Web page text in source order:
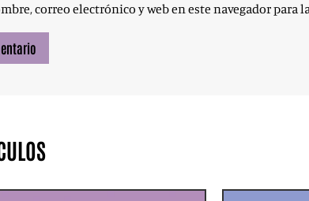
correo electrónico y web en este navegador para